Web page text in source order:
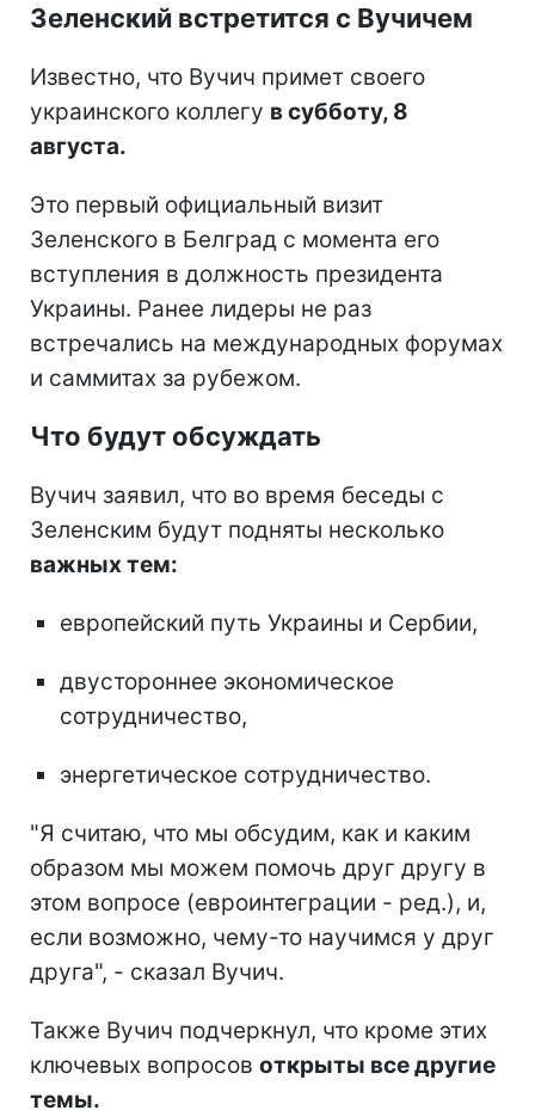
Зеленский встретится с Вучичем
Известно, что Вучич примет своего
украинского коллегу в субботу, 8
августа.
Это первый официальный визит
Зеленского в Белград с момента его
вступления в должность президента
Украины. Ранее лидеры не раз
встречались на международных форумах
и саммитах за рубежом.
Что будут обсуждать
Вучич заявил, что во время беседы с
Зеленским будут подняты несколько
важных тем:
европейский путь Украины и Сербии,
двустороннее экономическое
сотрудничество,
энергетическое сотрудничество.
"Я считаю, что мы обсудим, как и каким
образом мы можем помочь друг другу в
этом вопросе (евроинтеграции - ред.), и,
если возможно, чему-то научимся у друг
друга", - сказал Вучич.
Также Вучич подчеркнул, что кроме этих
ключевых вопросов открыты все другие
темы.